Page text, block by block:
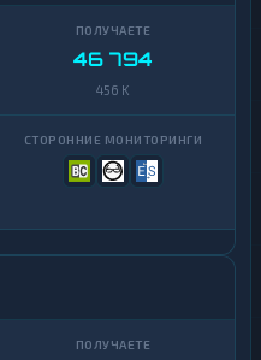
46 794
456 K